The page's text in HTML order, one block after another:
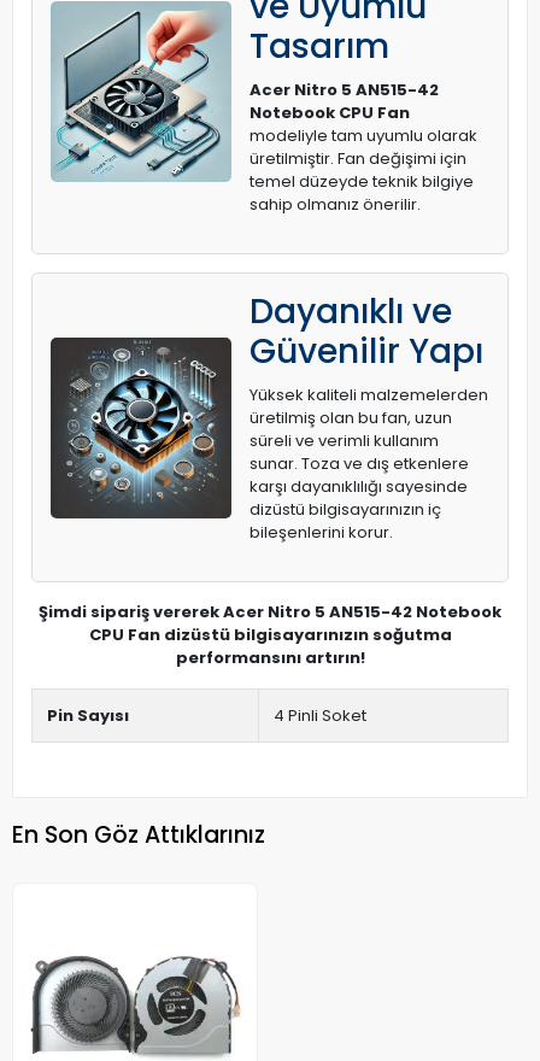
Tasarım
Acer Nitro 5 AN515-42
Notebook CPU Fan
modeliyle tam uyumlu olarak
üretilmiştir. Fan değişimi için
temel düzeyde teknik bilgiye
sahip olmanız önerilir.
Dayanıklı ve
Güvenilir Yapı
Yüksek kaliteli malzemelerden
üretilmiş olan bu fan, uzun
süreli ve verimli kullanım
sunar. Toza ve dış etkenlere
karşı dayanıklılığı sayesinde
dizüstü bilgisayarınızın iç
bileşenlerini korur.
Şimdi sipariş vererek Acer Nitro 5 AN515-42 Notebook
CPU Fan dizüstü bilgisayarınızın soğutma
performansını artırın!
Pin Sayısı 4 Pinli Soket
En Son Göz Attıklarınız